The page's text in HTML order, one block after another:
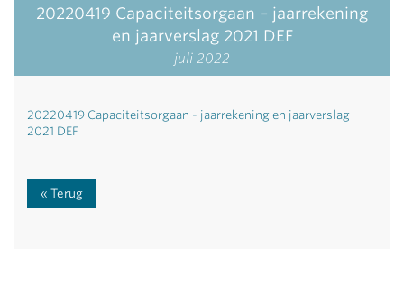
20220419 Capaciteitsorgaan – jaarrekening
en jaarverslag 2021 DEF
juli 2022
20220419 Capaciteitsorgaan - jaarrekening en jaarverslag
2021 DEF
Terug